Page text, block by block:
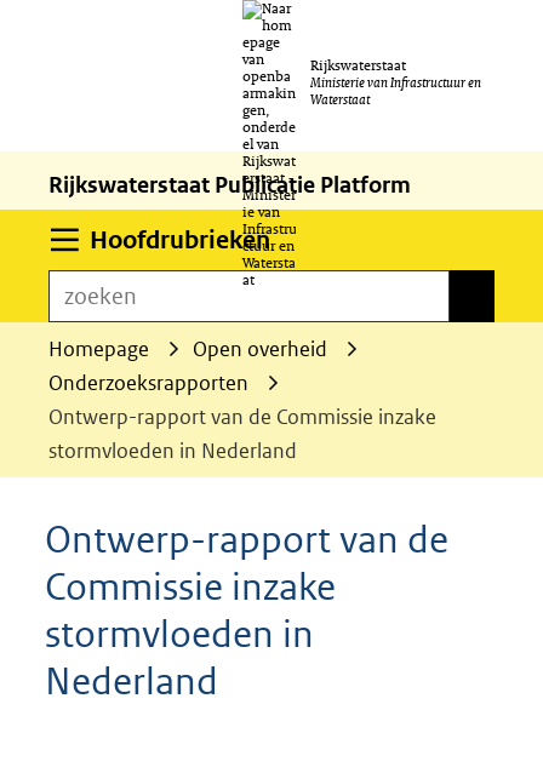
naar
de
inhoud
Rijkswaterstaat
Ministerie van Infrastructuur en
Waterstaat
Rijkswaterstaat Publicatie Platform
HoofdrubriekenUitklappen
zoeken
Homepage
Open overheid
Onderzoeksrapporten
Ontwerp-rapport van de Commissie inzake
stormvloeden in Nederland
Ontwerp-rapport van de
Commissie inzake
stormvloeden in
Nederland